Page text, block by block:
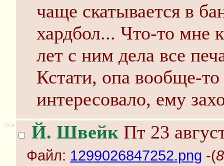
чаще скатывается в
хардбол... Что-то мне
лет с ним дела все
Кстати, опа вообще-
интересовало, ему
>> Й. Швейк Пт 23
Файл: 1299026847252.png -(